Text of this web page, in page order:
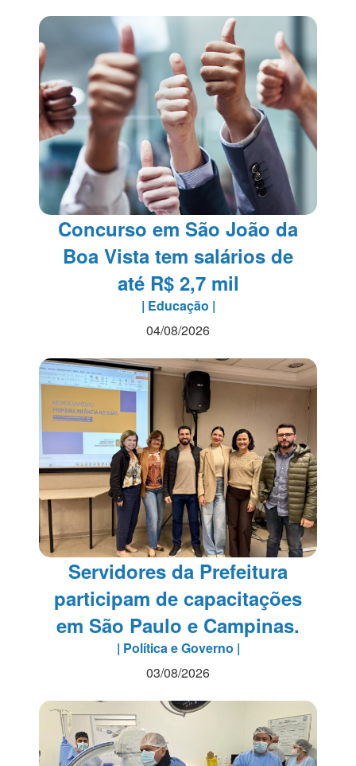
Concurso em São João da
Boa Vista tem salários de
até R$ 2,7 mil
| Educação |
04/08/2026
Servidores da Prefeitura
participam de capacitações
em São Paulo e Campinas.
| Política e Governo |
03/08/2026